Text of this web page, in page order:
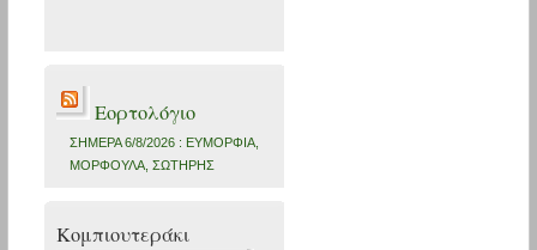
Εορτολόγιο
ΣΗΜΕΡΑ 6/8/2026 : ΕΥΜΟΡΦΙΑ,
ΜΟΡΦΟΥΛΑ, ΣΩΤΗΡΗΣ
Κομπιουτεράκι